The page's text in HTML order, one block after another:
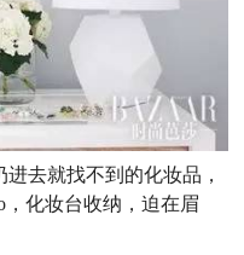
去就找不到的化妆品，
化妆台收纳，迫在眉